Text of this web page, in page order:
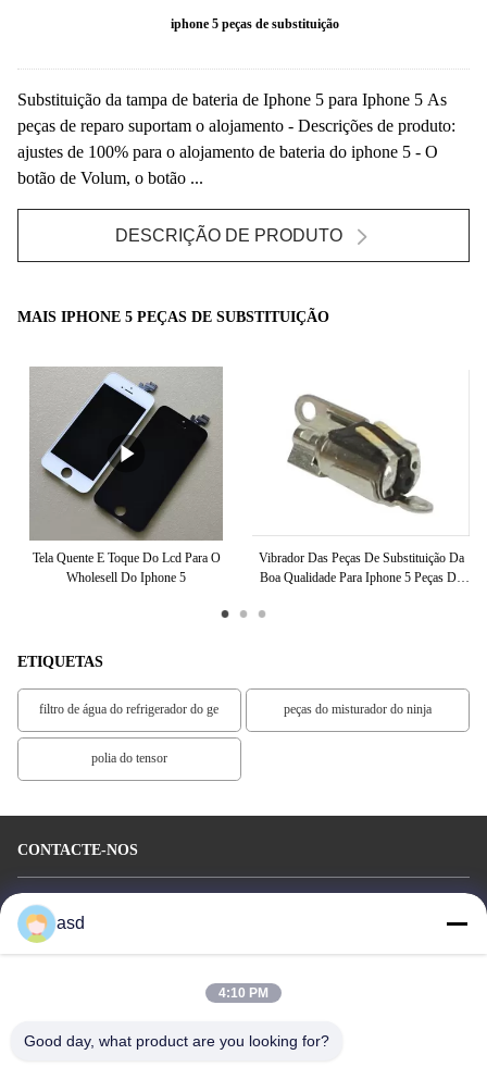
iphone 5 peças de substituição
Substituição da tampa de bateria de Iphone 5 para Iphone 5 As
peças de reparo suportam o alojamento - Descrições de produto:
ajustes de 100% para o alojamento de bateria do iphone 5 - O
botão de Volum, o botão ...
DESCRIÇÃO DE PRODUTO
MAIS IPHONE 5 PEÇAS DE SUBSTITUIÇÃO
Tela Quente E Toque Do Lcd Para O
Wholesell Do Iphone 5
Vibrador Das Peças De Substituição Da
Boa Qualidade Para Iphone 5 Peças De
ETIQUETAS
filtro de água do refrigerador do ge peças do misturador do ninja
polia do tensor
CONTACTE-NOS
China Phone LCD Screen Replacement Online Market
Endereço:
address China Phone LCD Screen Replacement Online Market
675991288@qq.com
asd
4:10 PM
Good day, what product are you looking for?